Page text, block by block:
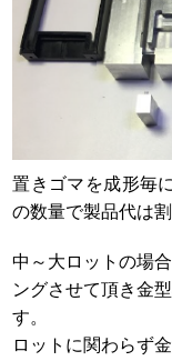
置きゴマを成形毎
の数量で製品代は
中～大ロットの場
ングさせて頂き金
す。
ロットに関わらず